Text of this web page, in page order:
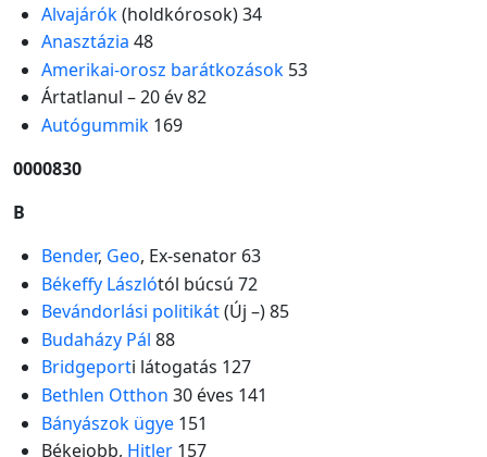
Alvajárók(holdkórosok) 34
Anasztázia 48
Amerikai-orosz barátkozások53
Ártatlanul – 20 év 82
Autógummik169
0000830
B
Bender, Geo, Ex-senator 63
Békeffy Lászlótól búcsú 72
Bevándorlási politikát(Új –) 85
Budaházy Pál 88
Bridgeporti látogatás 127
Bethlen Otthon 30 éves 141
Bányászok ügye151
Békejobb, Hitler157